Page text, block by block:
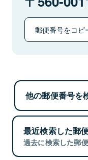
郵便番号をコピ
他の郵便番号を
最近検索した郵
過去に検索した郵